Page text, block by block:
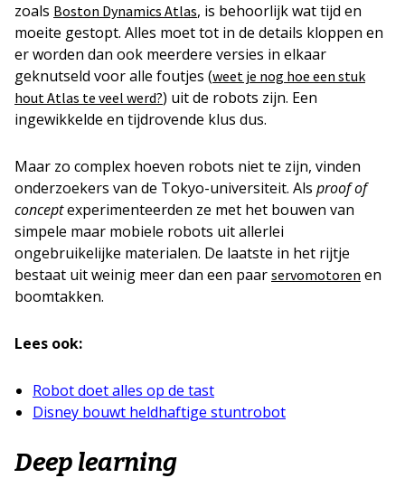
zoals Boston Dynamics Atlas, is behoorlijk wat tijd en
moeite gestopt. Alles moet tot in de details kloppen en
er worden dan ook meerdere versies in elkaar
geknutseld voor alle foutjes (weet je nog hoe een stuk
hout Atlas te veel werd?) uit de robots zijn. Een
ingewikkelde en tijdrovende klus dus.
Maar zo complex hoeven robots niet te zijn, vinden
onderzoekers van de Tokyo-universiteit. Als proof of
conceptexperimenteerden ze met het bouwen van
simpele maar mobiele robots uit allerlei
ongebruikelijke materialen. De laatste in het rijtje
bestaat uit weinig meer dan een paar servomotoren en
boomtakken.
Lees ook:
Robot doet alles op de tast
Disney bouwt heldhaftige stuntrobot
Deep learning